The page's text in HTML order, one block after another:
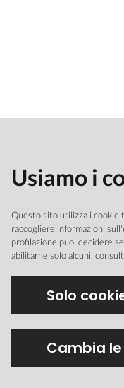
Usiamo i
Questo sito utilizza i cookie
raccogliere informazioni
profilazione puoi decidere
abilitarne solo alcuni,
Solo
Cambia